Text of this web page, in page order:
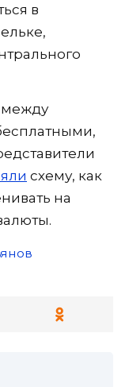
в
схему, как
на